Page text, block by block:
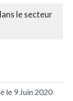
le secteur
le 9 Juin 2020